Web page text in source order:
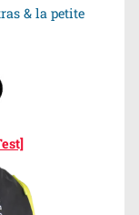
& la petite